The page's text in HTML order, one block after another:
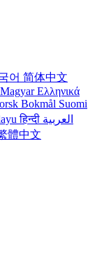
어 简体中文
MagyarΕλληνικά
Bokmål Suomi
हिन्दी العربية
體中文